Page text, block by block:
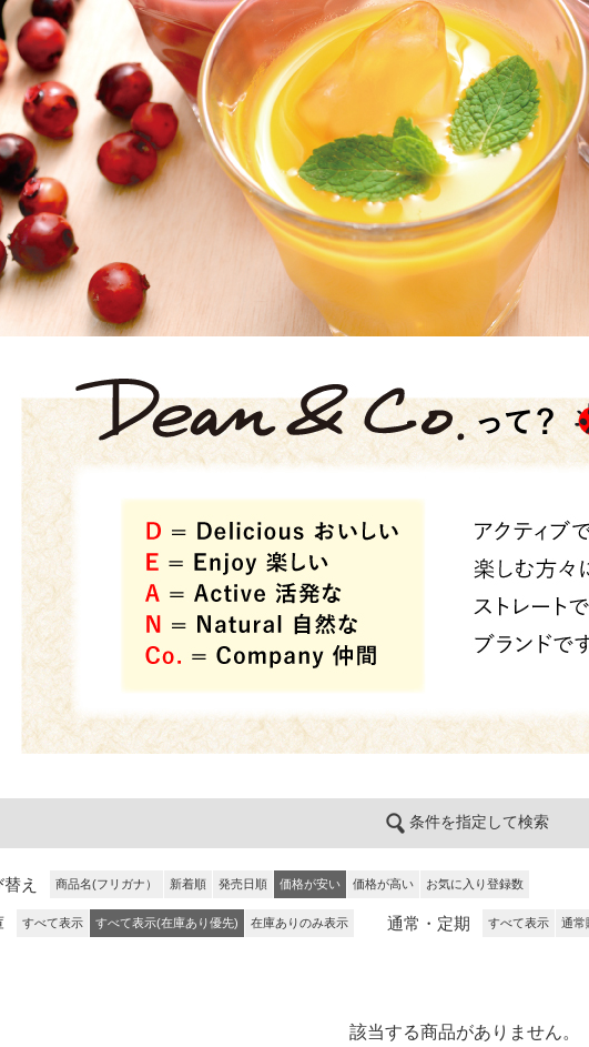
条件を指定して検索
え 商品名(フリガナ） 新着順 発売日順 価格が安い 価格が高い お気に入り登録数
すべて表示 すべて表示(在庫あり優先) 在庫ありのみ表示 通常・定期 すべて表示 通常
該当する商品がありません。